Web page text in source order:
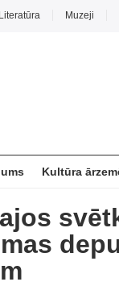
Literatūra Muzeji
Kultūra